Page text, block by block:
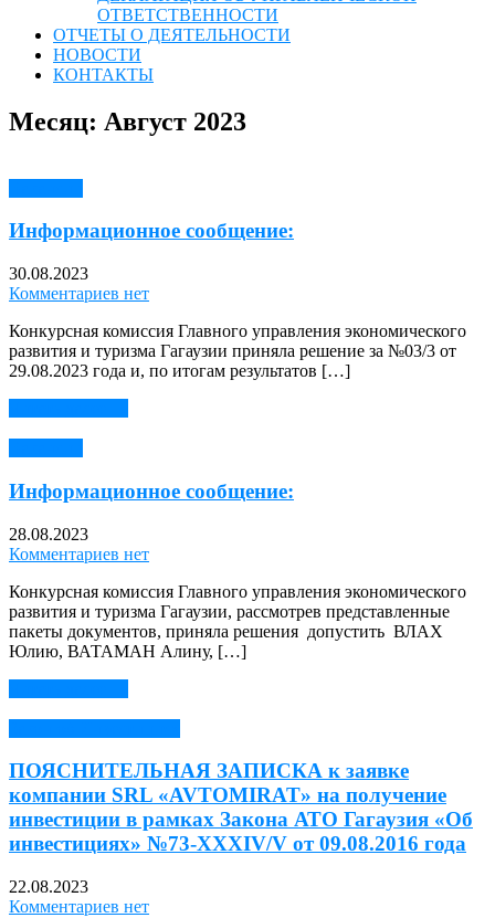
ОТВЕТСТВЕННОСТИ
ОТЧЕТЫ О ДЕЯТЕЛЬНОСТИ
НОВОСТИ
КОНТАКТЫ
Месяц: Август 2023
Информационное сообщение:
30.08.2023
Комментариев нет
Конкурсная комиссия Главного управления экономического
развития и туризма Гагаузии приняла решение за №03/3 от
29.08.2023 года и, по итогам результатов […]
Информационное сообщение:
28.08.2023
Комментариев нет
Конкурсная комиссия Главного управления экономического
развития и туризма Гагаузии, рассмотрев представленные
пакеты документов, приняла решения допустить ВЛАХ
Юлию, ВАТАМАН Алину, […]
ПОЯСНИТЕЛЬНАЯ ЗАПИСКА к заявке
компании SRL «AVTOMIRAT» на получение
инвестиции в рамках Закона АТО Гагаузия «Об
инвестициях» №73-XXXIV/V от 09.08.2016 года
22.08.2023
Комментариев нет